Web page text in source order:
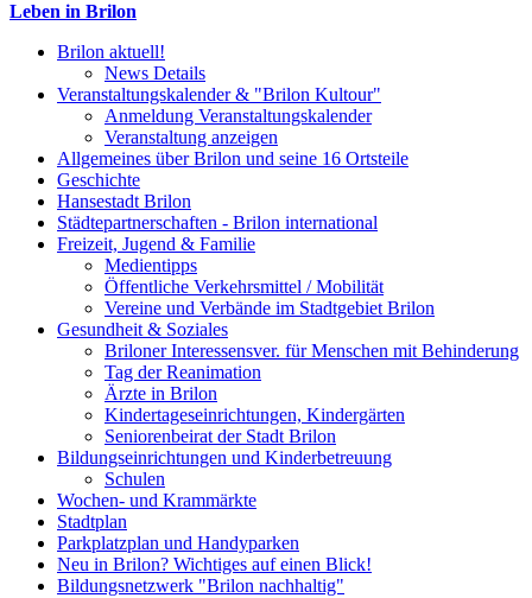
Leben in Brilon
Brilon aktuell!
News Details
Veranstaltungskalender & "Brilon Kultour"
Anmeldung Veranstaltungskalender
Veranstaltung anzeigen
Allgemeines über Brilon und seine 16 Ortsteile
Geschichte
Hansestadt Brilon
Städtepartnerschaften - Brilon international
Freizeit, Jugend & Familie
Medientipps
Öffentliche Verkehrsmittel / Mobilität
Vereine und Verbände im Stadtgebiet Brilon
Gesundheit & Soziales
Briloner Interessensver. für Menschen mit Behinderung
Tag der Reanimation
Ärzte in Brilon
Kindertageseinrichtungen, Kindergärten
Seniorenbeirat der Stadt Brilon
Bildungseinrichtungen und Kinderbetreuung
Schulen
Wochen- und Krammärkte
Stadtplan
Parkplatzplan und Handyparken
Neu in Brilon? Wichtiges auf einen Blick!
Bildungsnetzwerk "Brilon nachhaltig"